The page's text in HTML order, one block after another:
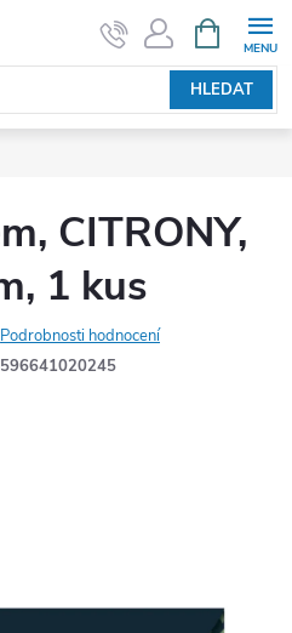
HLEDAT
NÁKUPNÍ
KOŠÍK
CITRONY,
1 kus
Podrobnosti hodnocení